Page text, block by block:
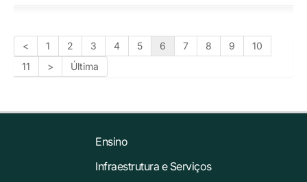
< 1 2 3 4 5 6 7 8 9
10
11
> Última
Ensino
Infraestrutura e Serviços